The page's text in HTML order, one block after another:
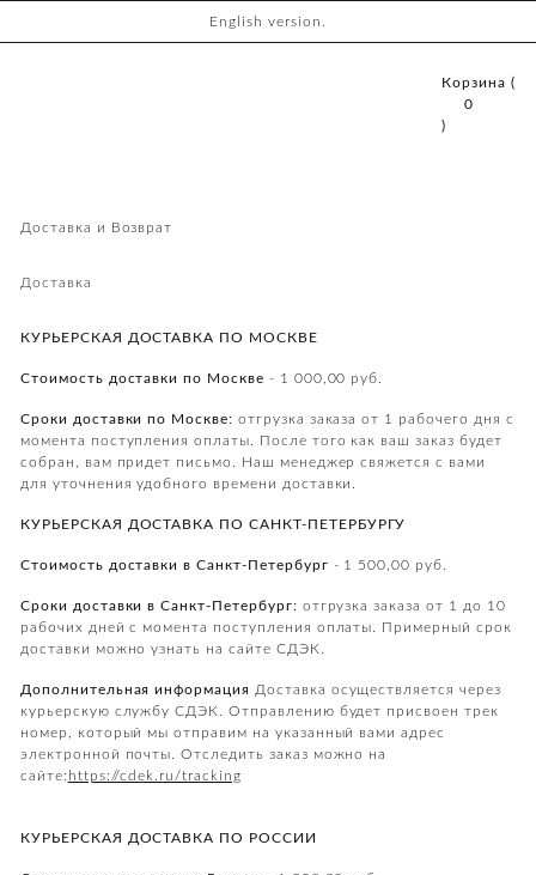
English version.
Корзина (
0
)
Доставка и Возврат
Доставка
КУРЬЕРСКАЯ ДОСТАВКА ПО МОСКВЕ
Стоимость доставки по Москве - 1 000,00 руб.
Сроки доставки по Москве: отгрузка заказа от 1 рабочего дня с
момента поступления оплаты. После того как ваш заказ будет
собран, вам придет письмо. Наш менеджер свяжется с вами
для уточнения удобного времени доставки.
КУРЬЕРСКАЯ ДОСТАВКА ПО САНКТ-ПЕТЕРБУРГУ
Стоимость доставки в Санкт-Петербург - 1 500,00 руб.
Сроки доставки в Санкт-Петербург: отгрузка заказа от 1 до 10
рабочих дней с момента поступления оплаты. Примерный срок
доставки можно узнать на сайте СДЭК.
Дополнительная информация Доставка осуществляется через
курьерскую службу СДЭК. Отправлению будет присвоен трек
номер, который мы отправим на указанный вами адрес
электронной почты. Отследить заказ можно на
сайте: https://cdek.ru/tracking
КУРЬЕРСКАЯ ДОСТАВКА ПО РОССИИ